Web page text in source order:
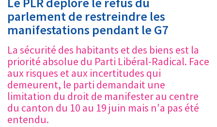
parlement de restreindre les
manifestations pendant le G7
La sécurité des habitants et des biens est la
priorité absolue du Parti Libéral-Radical. Face
aux risques et aux incertitudes qui
demeurent, le parti demandait une
limitation du droit de manifester au centre
du canton du 10 au 19 juin mais n'a pas été
entendu.